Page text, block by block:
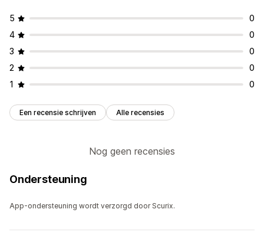
5
0
4
0
3
0
2
0
1
0
Een recensie schrijven Alle recensies
Nog geen recensies
Ondersteuning
App-ondersteuning wordt verzorgd door Scurix.